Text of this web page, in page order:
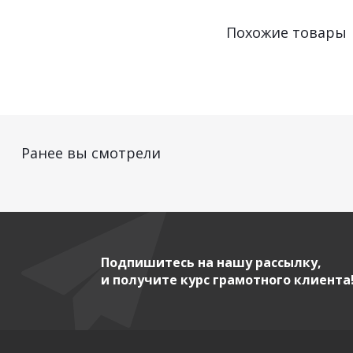
Похожие товары
Ранее вы смотрели
Подпишитесь на нашу рассылку,
и получите курс грамотного